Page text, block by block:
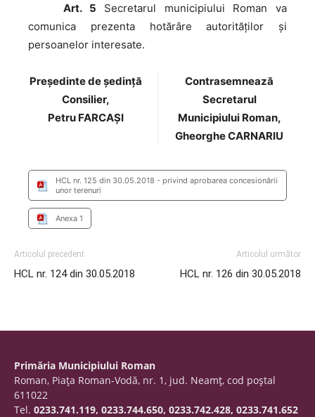
Art. 5 Secretarul municipiului Roman va
comunica prezenta hotărâre autorităţilor şi
persoanelor interesate.
Preşedinte de şedinţă
Consilier,
Petru FARCAȘI
Contrasemnează
Secretarul
Municipiului Roman,
Gheorghe CARNARIU
HCL nr. 125 din 30.05.2018 - privind aprobarea concesionării
unor terenuri
Anexa 1
Articolul precedent
HCL nr. 124 din 30.05.2018
Articolul următor
HCL nr. 126 din 30.05.2018
Primăria Municipiului Roman
Roman, Piaţa Roman-Vodă, nr. 1, jud. Neamţ, cod poştal
611022
Tel. 0233.741.119, 0233.744.650, 0233.742.428, 0233.741.652